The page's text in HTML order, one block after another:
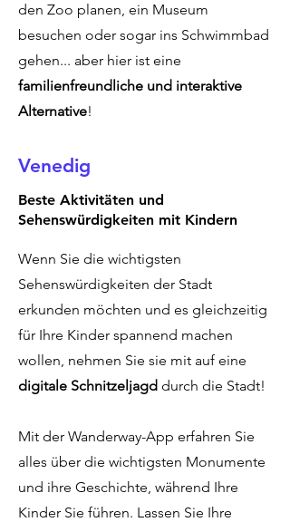
den Zoo planen, ein Museum
besuchen oder sogar ins Schwimmbad
gehen... aber hier ist eine
familienfreundliche und interaktive
Alternative!
Venedig
Beste Aktivitäten und
Sehenswürdigkeiten mit Kindern
Wenn Sie die wichtigsten
Sehenswürdigkeiten der Stadt
erkunden möchten und es gleichzeitig
für Ihre Kinder spannend machen
wollen, nehmen Sie sie mit auf eine
digitale Schnitzeljagd durch die Stadt!
Mit der Wanderway-App erfahren Sie
alles über die wichtigsten Monumente
und ihre Geschichte, während Ihre
Kinder Sie führen. Lassen Sie Ihre